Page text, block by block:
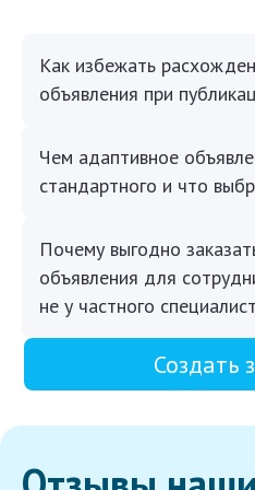
Как избежать
объявления при
Чем адаптивное
стандартного и что
Почему выгодно
объявления для
не у частного
Создать